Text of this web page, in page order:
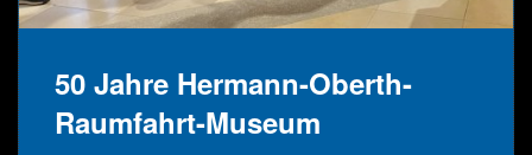
50 Jahre Hermann-Oberth-
Raumfahrt-Museum